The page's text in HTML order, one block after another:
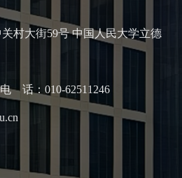
村大街59号 中国人民大学立德
话：010-62511246